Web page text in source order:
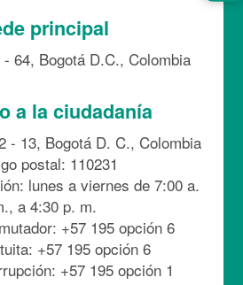
principal
64, Bogotá D.C., Colombia
a la ciudadanía
- 13, Bogotá D. C., Colombia
postal: 110231
lunes a viernes de 7:00 a.
a 4:30 p. m.
+57 195 opción 6
+57 195 opción 6
+57 195 opción 1